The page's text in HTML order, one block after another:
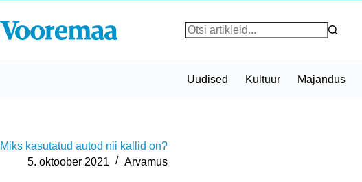
Uudised Kultuur Majandus
Miks kasutatud autod nii kallid on?
5. oktoober 2021
Arvamus